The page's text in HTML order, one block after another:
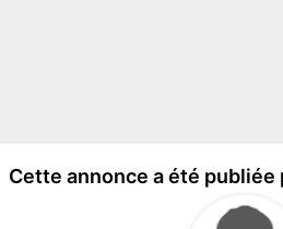
Cette annonce a été publiée